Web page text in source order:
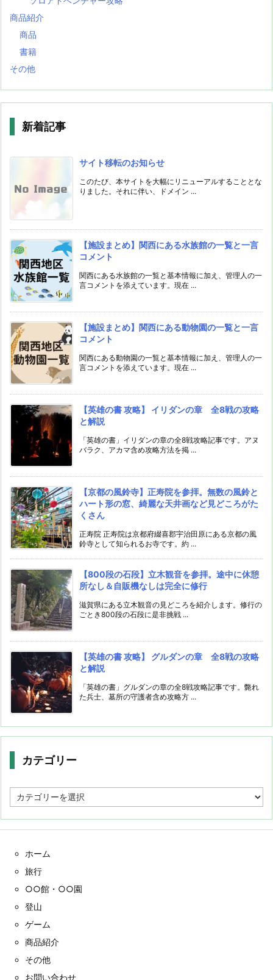
商品紹介
商品
書籍
その他
新着記事
サイト移転のお知らせ
このたび、本サイトを大幅にリニューアルすることとな
りました。それに伴い、ドメイン ...
【施設まとめ】関西にある水族館の一覧と一言
コメント
関西にある水族館の一覧と基本情報に加え、管理人の一
言コメントを添えています。現在 ...
【施設まとめ】関西にある動物園の一覧と一言
コメント
関西にある動物園の一覧と基本情報に加え、管理人の一
言コメントを添えています。現在 ...
【英雄の書 攻略】 イリダンの章 全8戦の攻略
と解説
「英雄の書」イリダンの章の全8戦攻略記事です。アヌ
バラク、アカマ含め攻略方法を掲 ...
【京都の風鈴寺】正寿院を参拝。無数の風鈴と
ハート形の窓、綺麗な天井画など見どころがた
くさん
正寿院 正寿院は京都府綴喜郡宇治田原にある京都の風
鈴寺として知られるお寺です。約 ...
【800段の石段】立木観音を参拝。途中に休憩
所なし＆自販機なしは完全に修行
滋賀県にある立木観音の見どころを紹介します。修行の
ごとき800段の石段に是非挑戦 ...
【英雄の書 攻略】 グルダンの章 全8戦の攻略
と解説
「英雄の書」グルダンの章の全8戦攻略記事です。斃れ
た兵士、墓所の守護者含め攻略方 ...
カテゴリー
テ
ホーム
旅行
○○館・○○園
登山
ゲーム
商品紹介
その他
お問い合わせ